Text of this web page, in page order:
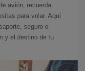
avión, recuerda
para volar. Aquí
seguro o
y el destino de tu